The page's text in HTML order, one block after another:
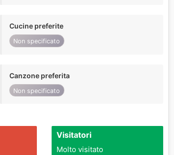
Cucine preferite
Non specificato
Canzone preferita
Non specificato
Visitatori
Molto visitato